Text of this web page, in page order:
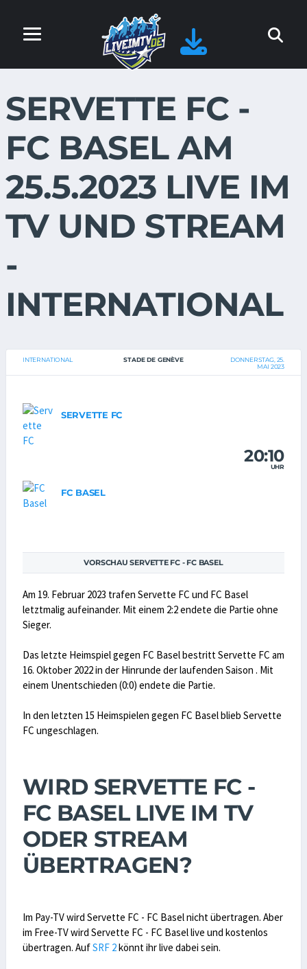
SERVETTE FC -
FC BASEL AM
25.5.2023 LIVE IM
TV UND STREAM
-
INTERNATIONAL
INTERNATIONAL STADE DE GENÈVE
DONNERSTAG, 25.
MAI 2023
SERVETTE FC
20:10
UHR
FC BASEL
VORSCHAU SERVETTE FC - FC BASEL
Am 19. Februar 2023 trafen Servette FC und FC Basel
letztmalig aufeinander. Mit einem 2:2 endete die Partie ohne
Sieger.
Das letzte Heimspiel gegen FC Basel bestritt Servette FC am
16. Oktober 2022 in der Hinrunde der laufenden Saison . Mit
einem Unentschieden (0:0) endete die Partie.
In den letzten 15 Heimspielen gegen FC Basel blieb Servette
FC ungeschlagen.
WIRD SERVETTE FC -
FC BASEL LIVE IM TV
ODER STREAM
ÜBERTRAGEN?
Im Pay-TV wird Servette FC - FC Basel nicht übertragen. Aber
im Free-TV wird Servette FC - FC Basel live und kostenlos
übertragen. AufSRF 2könnt ihr live dabei sein.